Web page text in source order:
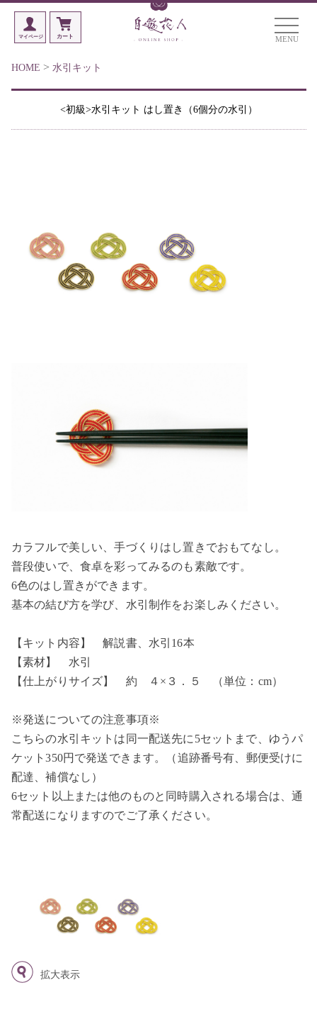
MENU
HOME > 水引キット
<初級>水引キット はし置き（6個分の水引）
カラフルで美しい、手づくりはし置きでおもてなし。
普段使いで、食卓を彩ってみるのも素敵です。
6色のはし置きができます。
基本の結び方を学び、水引制作をお楽しみください。
【キット内容】 解説書、水引16本
【素材】 水引
【仕上がりサイズ】 約 ４×３．５ （単位：cm）
※発送についての注意事項※
こちらの水引キットは同一配送先に5セットまで、ゆうパ
ケット350円で発送できます。（追跡番号有、郵便受けに
配達、補償なし）
6セット以上または他のものと同時購入される場合は、通
常配送になりますのでご了承ください。
拡大表示